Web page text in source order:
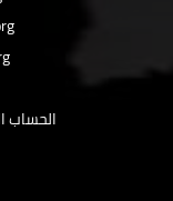
الحساب